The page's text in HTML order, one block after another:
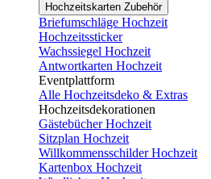
Hochzeitskarten Zubehör
Briefumschläge Hochzeit
Hochzeitssticker
Wachssiegel Hochzeit
Antwortkarten Hochzeit
Eventplattform
Alle Hochzeitsdeko & Extras
Hochzeitsdekorationen
Gästebücher Hochzeit
Sitzplan Hochzeit
Willkommensschilder Hochzeit
Kartenbox Hochzeit